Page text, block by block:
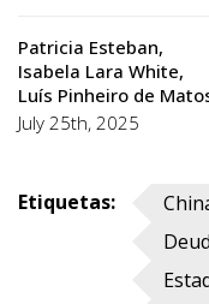
Patricia Esteban
Isabela Lara White
Luís Pinheiro de
July 25th, 2025
Etiquetas: